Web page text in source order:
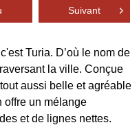
Suivant
Turia. D’où le nom de
la ville. Conçue
aussi belle et agréable
offre un mélange
et de lignes nettes.